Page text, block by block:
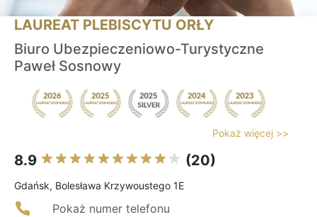
LAUREAT PLEBISCYTU ORŁY
Biuro Ubezpieczeniowo-Turystyczne
Paweł Sosnowy
Pokaż więcej >>
8.9 (20)
Gdańsk, Bolesława Krzywoustego 1E
Pokaż numer telefonu